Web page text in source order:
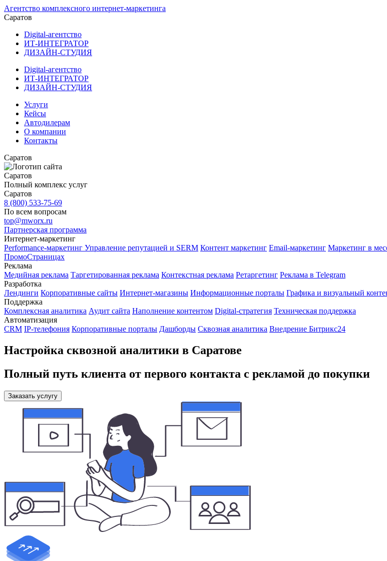
Агентство комплексного интернет-маркетинга
Саратов
Digital-агентство
ИТ-ИНТЕГРАТОР
ДИЗАЙН-СТУДИЯ
Digital-агентство
ИТ-ИНТЕГРАТОР
ДИЗАЙН-СТУДИЯ
Услуги
Кейсы
Автодилерам
О компании
Контакты
Саратов
Саратов
Полный комплекс услуг
Саратов
8 (800) 533-75-69
По всем вопросам
top@mworx.ru
Партнерская программа
Интернет-маркетинг
Performance-маркетинг Управление репутацией и SERM Контент маркетинг Email-маркетинг Маркетинг в
ПромоСтраницах
Реклама
Медийная реклама Таргетированная реклама Контекстная реклама Ретаргетинг Реклама в Telegram
Разработка
Лендинги Корпоративные сайты Интернет-магазины Информационные порталы Графика и визуальный
Поддержка
Комплексная аналитика Аудит сайта Наполнение контентом Digital-стратегия Техническая поддержка
Автоматизация
CRM IP-телефония Корпоративные порталы Дашборды Сквозная аналитика Внедрение Битрикс24
Настройка сквозной аналитики в Саратове
Полный путь клиента от первого контакта с рекламой до покупки
Заказать услугу